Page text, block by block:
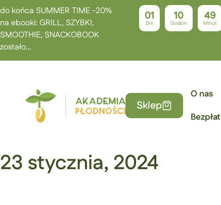
do końca SUMMER TIME -20%
na ebooki: GRILL, SZYBKI,
SMOOTHIE, SNACKOBOOK
zostało…
01
Dni
10
Godzin
49
Minut
Sklep
O nas
23 stycznia, 2024